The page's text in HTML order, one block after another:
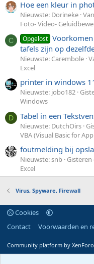
Hoe een kleur in
Nieuwste: Dorineke
Foto- Video-
C Opgelost
tafels zijn op
Nieuwste: Carembole
Excel
printer in windows
Nieuwste: jobo182
Windows
D Tabel in een
Nieuwste: DutchOirs
VBA (Visual Basic for
foutmelding bij
Nieuwste: snb Gisteren
Excel
Virus, Spyware, Firewall
Cookies
Contact
Voorwaarden en
Community platform by XenForo